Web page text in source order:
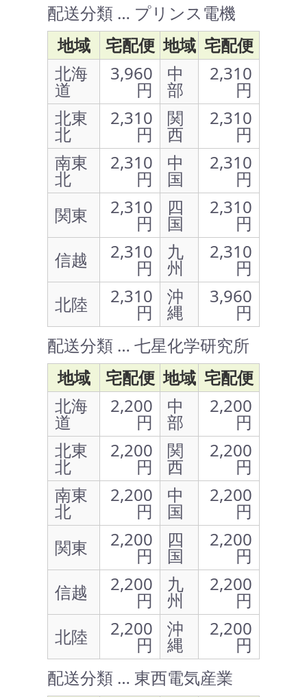
配送分類 … プリンス電機
地域
宅配便 地域 宅配便
北海
道
3,960
円
中
部
2,310
円
北東
北
2,310
円
関
西
2,310
円
南東
北
2,310
円
中
国
2,310
円
関東
2,310
円
四
国
2,310
円
信越
2,310
円
九
州
2,310
円
北陸
2,310
円
沖
縄
3,960
円
配送分類 … 七星化学研究所
地域
宅配便 地域 宅配便
北海
道
2,200
円
中
部
2,200
円
北東
北
2,200
円
関
西
2,200
円
南東
北
2,200
円
中
国
2,200
円
関東
2,200
円
四
国
2,200
円
信越
2,200
円
九
州
2,200
円
北陸
2,200
円
沖
縄
2,200
円
配送分類 … 東西電気産業